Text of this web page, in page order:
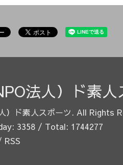
法人）ド素人
）ド素人スポーツ. All Rights
3358 / Total: 1744277
RSS